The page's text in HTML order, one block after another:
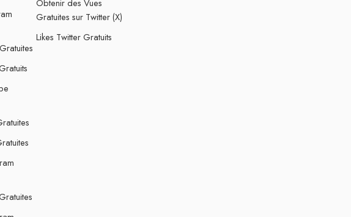
Obtenir des Vues
Gratuites sur Twitter (X)
Likes Twitter Gratuits